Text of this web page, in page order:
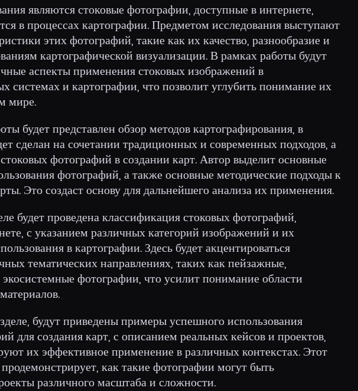
являются стоковые фотографии, доступные в интернете,
в процессах картографии. Предметом исследования выступают
этих фотографий, такие как их качество, разнообразие и
картографической визуализации. В рамках работы будут
аспекты применения стоковых изображений в
системах и картографии, что позволит углубить понимание их
мире.
будет представлен обзор методов картографирования, в
сделан на сочетании традиционных и современных подходов, а
фотографий в создании карт. Автор выделит основные
фотографий, а также основные методические подходы к
Это создаст основу для дальнейшего анализа их применения.
будет проведена классификация стоковых фотографий,
с указанием различных категорий изображений и их
в картографии. Здесь будет акцентироваться
тематических направлениях, таких как пейзажные,
фотографии, что усилит понимание области
будут приведены примеры успешного использования
для создания карт, с описанием реальных кейсов и проектов,
их эффективное применение в различных контекстах. Этот
как такие фотографии могут быть
различного масштаба и сложности.